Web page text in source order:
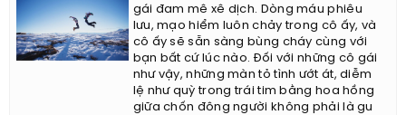
gái đam mê xê dịch. Dòng máu phiêu
lưu, mạo hiểm luôn chảy trong cô ấy, và
cô ấy sẽ sẵn sàng bùng cháy cùng với
bạn bất cứ lúc nào. Đối với những cô gái
như vậy, những màn tỏ tình ướt át, diễm
lệ như quỳ trong trái tim bằng hoa hồng
giữa chốn đông người không phải là gu